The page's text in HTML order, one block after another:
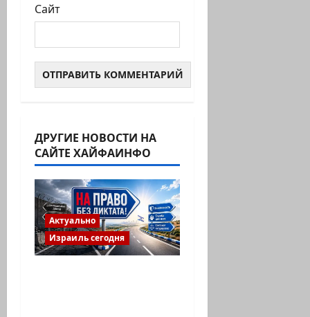
Сайт
ДРУГИЕ НОВОСТИ НА
САЙТЕ ХАЙФАИНФО
Актуально
Израиль сегодня